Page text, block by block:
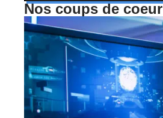
Nos coups de coeur